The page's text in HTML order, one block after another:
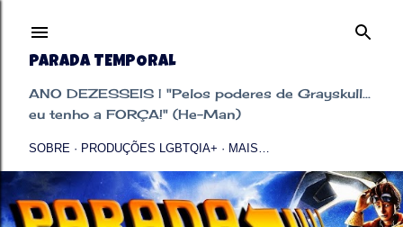
PARADA TEMPORAL
ANO DEZESSEIS | "Pelos poderes de Grayskull...
eu tenho a FORÇA!" (He-Man)
SOBRE PRODUÇÕES LGBTQIA+ MAIS…